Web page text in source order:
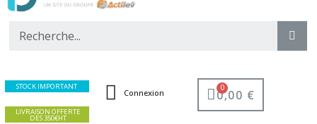
STOCK IMPORTANT
LIVRAISON OFFERTE
DES 350€HT
Connexion 0,00 €